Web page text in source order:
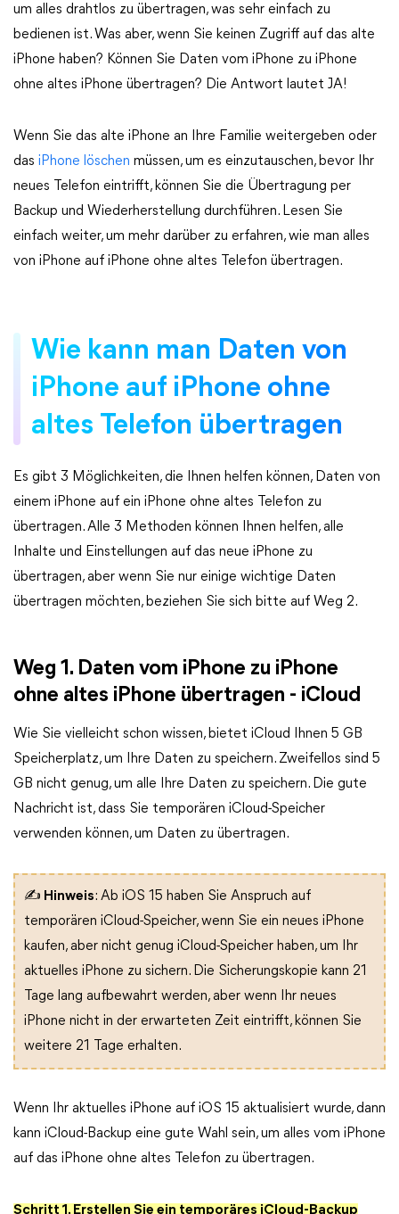
um alles drahtlos zu übertragen, was sehr einfach zu
bedienen ist. Was aber, wenn Sie keinen Zugriff auf das alte
iPhone haben? Können Sie Daten vom iPhone zu iPhone
ohne altes iPhone übertragen? Die Antwort lautet JA!
Wenn Sie das alte iPhone an Ihre Familie weitergeben oder
das iPhone löschen müssen, um es einzutauschen, bevor Ihr
neues Telefon eintrifft, können Sie die Übertragung per
Backup und Wiederherstellung durchführen. Lesen Sie
einfach weiter, um mehr darüber zu erfahren, wie man alles
von iPhone auf iPhone ohne altes Telefon übertragen.
Wie kann man Daten von
iPhone auf iPhone ohne
altes Telefon übertragen
Es gibt 3 Möglichkeiten, die Ihnen helfen können, Daten von
einem iPhone auf ein iPhone ohne altes Telefon zu
übertragen. Alle 3 Methoden können Ihnen helfen, alle
Inhalte und Einstellungen auf das neue iPhone zu
übertragen, aber wenn Sie nur einige wichtige Daten
übertragen möchten, beziehen Sie sich bitte auf Weg 2.
Weg 1. Daten vom iPhone zu iPhone
ohne altes iPhone übertragen - iCloud
Wie Sie vielleicht schon wissen, bietet iCloud Ihnen 5 GB
Speicherplatz, um Ihre Daten zu speichern. Zweifellos sind 5
GB nicht genug, um alle Ihre Daten zu speichern. Die gute
Nachricht ist, dass Sie temporären iCloud-Speicher
verwenden können, um Daten zu übertragen.
✍ Hinweis: Ab iOS 15 haben Sie Anspruch auf
temporären iCloud-Speicher, wenn Sie ein neues iPhone
kaufen, aber nicht genug iCloud-Speicher haben, um Ihr
aktuelles iPhone zu sichern. Die Sicherungskopie kann 21
Tage lang aufbewahrt werden, aber wenn Ihr neues
iPhone nicht in der erwarteten Zeit eintrifft, können Sie
weitere 21 Tage erhalten.
Wenn Ihr aktuelles iPhone auf iOS 15 aktualisiert wurde, dann
kann iCloud-Backup eine gute Wahl sein, um alles vom iPhone
auf das iPhone ohne altes Telefon zu übertragen.
Schritt 1. Erstellen Sie ein temporäres iCloud-Backup